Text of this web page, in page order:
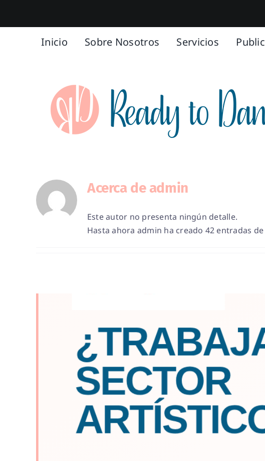
Inicio Sobre Nosotros Servicios
Acerca de admin
Este autor no presenta ningún detalle.
Hasta ahora admin ha creado 42 entradas